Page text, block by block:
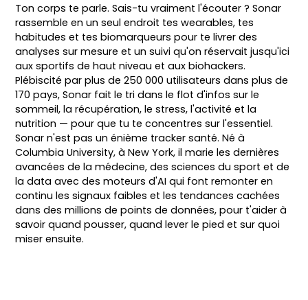
Ton corps te parle. Sais-tu vraiment l'écouter ? Sonar
rassemble en un seul endroit tes wearables, tes
habitudes et tes biomarqueurs pour te livrer des
analyses sur mesure et un suivi qu'on réservait jusqu'ici
aux sportifs de haut niveau et aux biohackers.
Plébiscité par plus de 250 000 utilisateurs dans plus de
170 pays, Sonar fait le tri dans le flot d'infos sur le
sommeil, la récupération, le stress, l'activité et la
nutrition — pour que tu te concentres sur l'essentiel.
Sonar n'est pas un énième tracker santé. Né à
Columbia University, à New York, il marie les dernières
avancées de la médecine, des sciences du sport et de
la data avec des moteurs d'AI qui font remonter en
continu les signaux faibles et les tendances cachées
dans des millions de points de données, pour t'aider à
savoir quand pousser, quand lever le pied et sur quoi
miser ensuite.